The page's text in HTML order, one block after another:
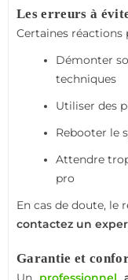
Les erreurs à
Certaines réactions
Démonter
techniques
Utiliser des
Rebooter le
Attendre
pro
En cas de doute, le
contactez un
Garantie et